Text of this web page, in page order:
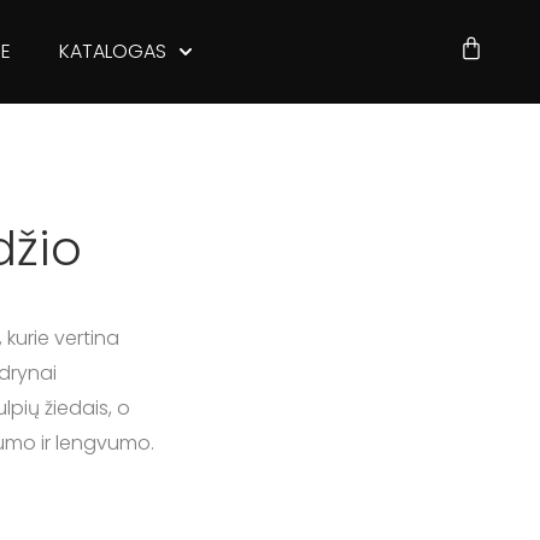
KATALOGAS
kurie vertina
žiedais, o
ir lengvumo.